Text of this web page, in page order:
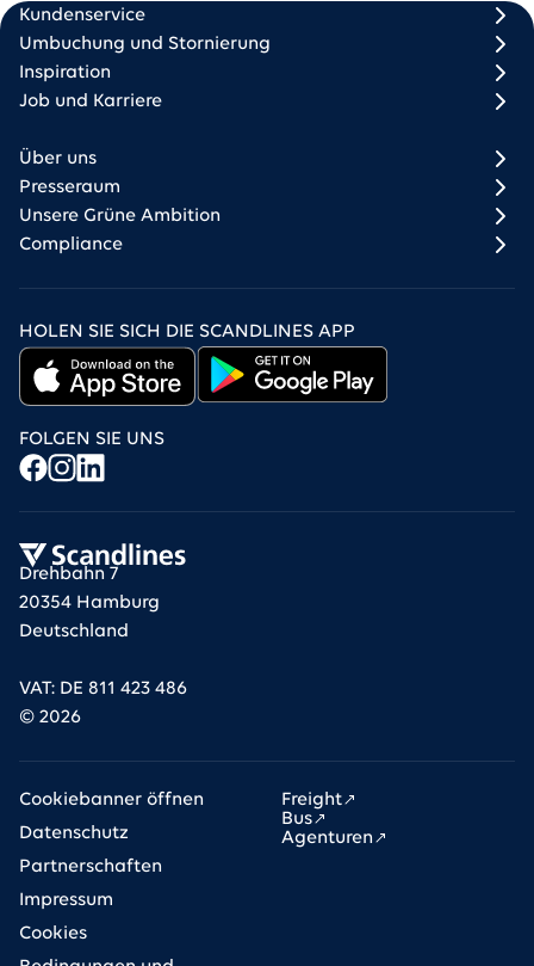
Scandlines
Drehbahn 7
20354 Hamburg
Deutschland
VAT: DE 811 423 486
© 2026
Footer column 1
Kundenservice
Umbuchung und Stornierung
Inspiration
Job und Karriere
Footer column 2
Über uns
Presseraum
Unsere Grüne Ambition
Compliance
HOLEN SIE SICH DIE SCANDLINES APP
FOLGEN SIE UNS
Freight
Bus
Agenturen
Cookiebanner öffnen
Datenschutz
Partnerschaften
Impressum
Cookies